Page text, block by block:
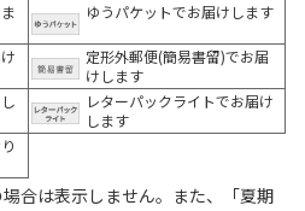
ゆうパケットでお届けします
定形外郵便(簡易書留)でお届
けします
レターパックライトでお届け
します
合は表示しません。また、「夏期